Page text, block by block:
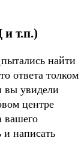
и т.п.)
пытались найти
ответа толком
вы увидели
центре
вашего
и написать